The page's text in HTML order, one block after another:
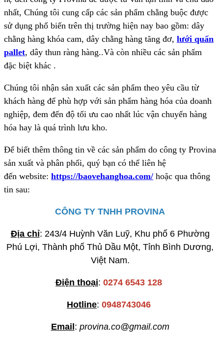
nhất, Chúng tôi cung cấp các sản phẩm chằng buộc được
sử dụng phổ biến trên thị trường hiện nay bao gồm: dây
chằng hàng khóa cam, dây chằng hàng tăng đơ, lưới quấn
pallet, dây thun ràng hàng..Và còn nhiều các sản phẩm
đặc biệt khác .
Chúng tôi nhận sản xuất các sản phẩm theo yêu cầu từ
khách hàng để phù hợp với sản phẩm hàng hóa của doanh
nghiệp, đem đến độ tối ưu cao nhất lúc vận chuyển hàng
hóa hay là quá trình lưu kho.
Để biết thêm thông tin về các sản phẩm do công ty Provina
sản xuất và phân phối, quý bạn có thể liên hệ
đến website: https://baovehanghoa.com/ hoặc qua thông
tin sau:
CÔNG TY TNHH PROVINA
Địa chỉ: 243/4 Huỳnh Văn Luỹ, Khu phố 6 Phường
Phú Lợi, Thành phố Thủ Dầu Một, Tỉnh Bình Dương,
Việt Nam.
Điện thoại: 0274 6543 128
Hotline: 0948743046
Email: provina.co@gmail.com